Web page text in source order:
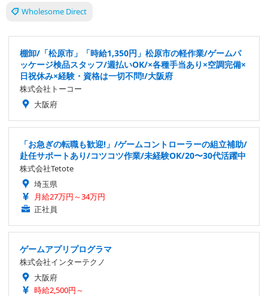
Wholesome Direct
棚卸/「松原市」「時給1,350円」松原市の軽作業/ゲームパ
ッケージ検品スタッフ/週払いOK/×各種手当あり×空調完備×
日祝休み×経験・資格は一切不問!/大阪府
株式会社トーコー
大阪府
「お急ぎの転職も歓迎!」/ゲームコントローラーの組立補助/
赴任サポートあり/コツコツ作業/未経験OK/20〜30代活躍中
株式会社Tetote
埼玉県
月給27万円～34万円
正社員
ゲームアプリプログラマ
株式会社インターテクノ
大阪府
時給2,500円～